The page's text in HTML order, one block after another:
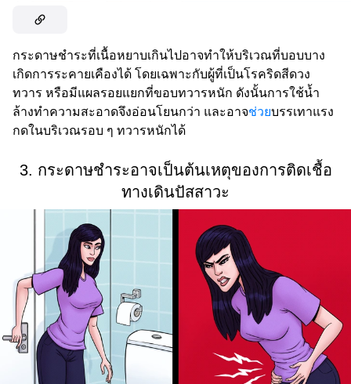
กระดาษชำระที่เนื้อหยาบเกินไปอาจทำให้บริเวณที่บอบบาง
เกิดการระคายเคืองได้ โดยเฉพาะกับผู้ที่เป็นโรคริดสีดวง
ทวาร หรือมีแผลรอยแยกที่ขอบทวารหนัก ดังนั้นการใช้น้ำ
ล้างทำความสะอาดจึงอ่อนโยนกว่า และอาจช่วยบรรเทาแรง
กดในบริเวณรอบ ๆ ทวารหนักได้
3. กระดาษชำระอาจเป็นต้นเหตุของการติดเชื้อ
ทางเดินปัสสาวะ